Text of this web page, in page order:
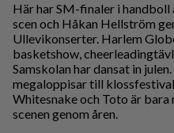
Här har SM-finaler i
scen och Håkan Hellström
Ullevikonserter. Harlem
basketshow,
Samskolan har dansat in
megaloppisar till
Whitesnake och Toto är
scenen genom åren.